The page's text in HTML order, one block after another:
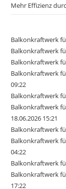
Mehr Effizienz
Balkonkraftwerk
Balkonkraftwerk
Balkonkraftwerk
Balkonkraftwerk
09:22
Balkonkraftwerk
Balkonkraftwerk
18.06.2026 15:21
Balkonkraftwerk
Balkonkraftwerk
04:22
Balkonkraftwerk
Balkonkraftwerk
17:22